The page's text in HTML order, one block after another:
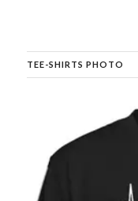
TEE-SHIRTS PHOTO